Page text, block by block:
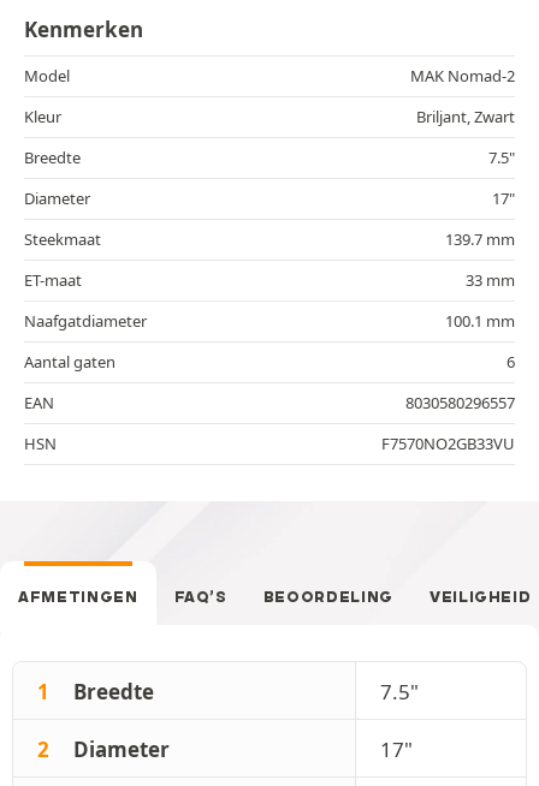
Kenmerken
Model
MAK Nomad-2
Kleur
Briljant, Zwart
Breedte
7.5"
Diameter
17"
Steekmaat
139.7 mm
ET-maat
33 mm
Naafgatdiameter
100.1 mm
Aantal gaten
6
EAN
8030580296557
HSN
F7570NO2GB33VU
AFMETINGEN FAQ’S BEOORDELING VEILIGHEID
1 Breedte 7.5"
2 Diameter 17"